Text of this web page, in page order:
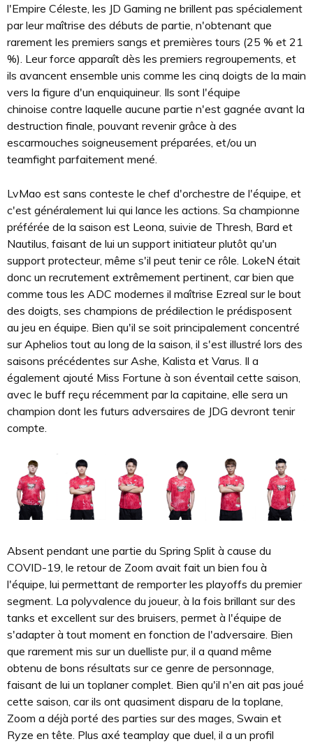
l'Empire Céleste, les JD Gaming ne brillent pas spécialement
par leur maîtrise des débuts de partie, n'obtenant que
rarement les premiers sangs et premières tours (25 % et 21
%). Leur force apparaît dès les premiers regroupements, et
ils avancent ensemble unis comme les cinq doigts de la main
vers la figure d'un enquiquineur. Ils sont l'équipe
chinoise contre laquelle aucune partie n'est gagnée avant la
destruction finale, pouvant revenir grâce à des
escarmouches soigneusement préparées, et/ou un
teamfight parfaitement mené.
LvMao est sans conteste le chef d'orchestre de l'équipe, et
c'est généralement lui qui lance les actions. Sa championne
préférée de la saison est Leona, suivie de Thresh, Bard et
Nautilus, faisant de lui un support initiateur plutôt qu'un
support protecteur, même s'il peut tenir ce rôle. LokeN était
donc un recrutement extrêmement pertinent, car bien que
comme tous les ADC modernes il maîtrise Ezreal sur le bout
des doigts, ses champions de prédilection le prédisposent
au jeu en équipe. Bien qu'il se soit principalement concentré
sur Aphelios tout au long de la saison, il s'est illustré lors des
saisons précédentes sur Ashe, Kalista et Varus. Il a
également ajouté Miss Fortune à son éventail cette saison,
avec le buff reçu récemment par la capitaine, elle sera un
champion dont les futurs adversaires de JDG devront tenir
compte.
Absent pendant une partie du Spring Split à cause du
COVID-19, le retour de Zoom avait fait un bien fou à
l'équipe, lui permettant de remporter les playoffs du premier
segment. La polyvalence du joueur, à la fois brillant sur des
tanks et excellent sur des bruisers, permet à l'équipe de
s'adapter à tout moment en fonction de l'adversaire. Bien
que rarement mis sur un duelliste pur, il a quand même
obtenu de bons résultats sur ce genre de personnage,
faisant de lui un toplaner complet. Bien qu'il n'en ait pas joué
cette saison, car ils ont quasiment disparu de la toplane,
Zoom a déjà porté des parties sur des mages, Swain et
Ryze en tête. Plus axé teamplay que duel, il a un profil